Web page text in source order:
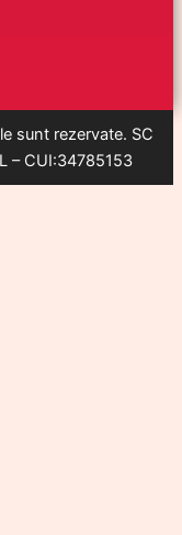
sunt rezervate. SC
– CUI:34785153